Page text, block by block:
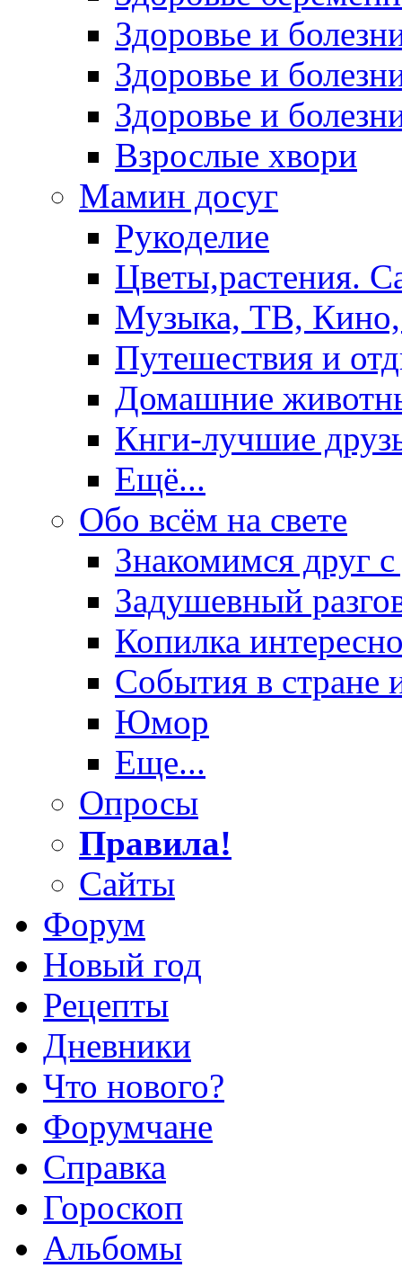
Здоровье и
Здоровье и
Здоровье и
Взрослые хвори
Мамин досуг
Рукоделие
Цветы,растения.
Музыка, ТВ,
Путешествия и
Домашние
Кнги-лучшие
Ещё...
Обо всём на свете
Знакомимся друг
Задушевный
Копилка
События в стране
Юмор
Еще...
Опросы
Правила!
Сайты
Форум
Новый год
Рецепты
Дневники
Что нового?
Форумчане
Справка
Гороскоп
Альбомы